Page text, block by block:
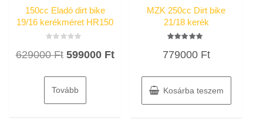
150cc Eladó dirt bike
19/16 kerékméret HR150
0
629000Ft Original
was:
629000 Ft.
599000 FtCurrent
599000 Ft.
Tovább
MZK 250cc Dirt bike
21/18 kerék
5.00
779000 Ft
Kosárba teszem